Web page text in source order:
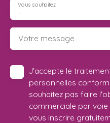
-
Vous souhaitez
Votre message
J'accepte le
personnelles
souhaitez pas faire
commerciale par
vous inscrire